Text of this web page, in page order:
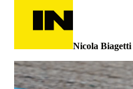
Nicola Biagetti